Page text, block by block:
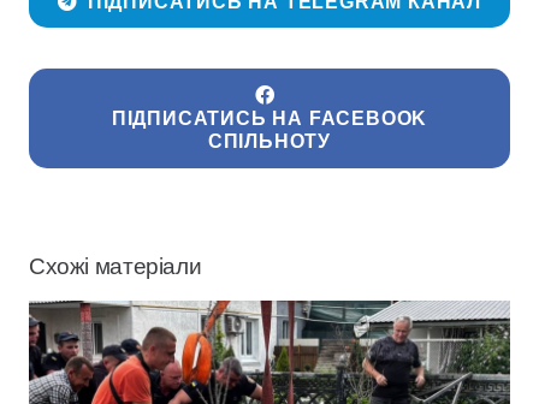
ПІДПИСАТИСЬ НА FACEBOOK
СПІЛЬНОТУ
Схожі матеріали